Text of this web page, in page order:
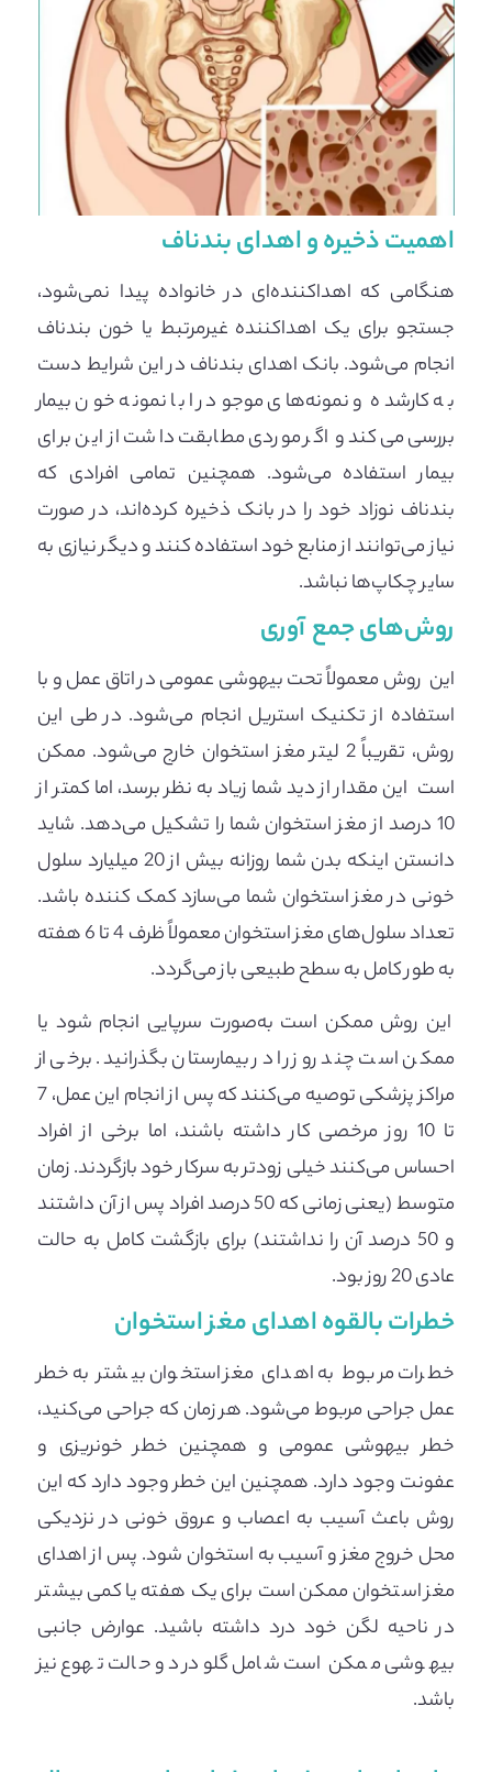
اهمیت ذخیره و اهدای بندناف
هنگامی که اهداکننده‌ای در خانواده پیدا نمی‌شود،
جستجو برای یک اهداکننده غیرمرتبط یا خون بندناف
انجام می‌شود. بانک اهدای بندناف در این شرایط دست
به کارشده و نمونه‌های موجود را با نمونه خون بیمار
بررسی می‌کند و اگر موردی مطابقت داشت از این برای
بیمار استفاده می‌شود. همچنین تمامی افرادی که
بندناف نوزاد خود را در بانک ذخیره کرده‌اند، در صورت
نیاز می‌توانند از منابع خود استفاده کنند و دیگر نیازی به
سایر چکاپ‌ها نباشد.
روش‌های جمع آوری
این روش معمولاً تحت بیهوشی عمومی در اتاق عمل و با
استفاده از تکنیک استریل انجام می‌شود. در طی این
روش، تقریباً 2 لیتر مغز استخوان خارج می‌شود. ممکن
است این مقدار از دید شما زیاد به نظر برسد، اما کمتر از
10 درصد از مغز استخوان شما را تشکیل می‌دهد. شاید
دانستن اینکه بدن شما روزانه بیش از 20 میلیارد سلول
خونی در مغز استخوان شما می‌سازد کمک کننده باشد.
تعداد سلول‌های مغز استخوان معمولاً ظرف 4 تا 6 هفته
به طور کامل به سطح طبیعی باز می‌گردد.
این روش ممکن است به‌صورت سرپایی انجام شود یا
ممکن است چند روز را در بیمارستان بگذرانید. برخی از
مراکز پزشکی توصیه می‌کنند که پس از انجام این عمل، 7
تا 10 روز مرخصی کار داشته باشند، اما برخی از افراد
احساس می‌کنند خیلی زودتر به سرکار خود بازگردند. زمان
متوسط (یعنی زمانی که 50 درصد افراد پس از آن داشتند
و 50 درصد آن را نداشتند) برای بازگشت کامل به حالت
عادی 20 روز بود.
خطرات بالقوه اهدای مغز استخوان
خطرات مربوط به اهدای مغز استخوان بیشتر به خطر
عمل جراحی مربوط می‌شود. هر زمان که جراحی می‌کنید،
خطر بیهوشی عمومی و همچنین خطر خونریزی و
عفونت وجود دارد. همچنین این خطر وجود دارد که این
روش باعث آسیب به اعصاب و عروق خونی در نزدیکی
محل خروج مغز و آسیب به استخوان شود. پس از اهدای
مغز استخوان ممکن است برای یک هفته یا کمی بیشتر
در ناحیه لگن خود درد داشته باشید. عوارض جانبی
بیهوشی ممکن است شامل گلودرد و حالت تهوع نیز
باشد.